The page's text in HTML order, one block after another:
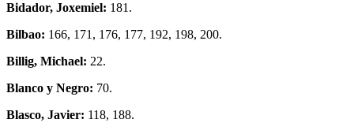
Bidador, Joxemiel: 181.
Bilbao: 166, 171, 176, 177, 192, 198, 200.
Billig, Michael: 22.
Blanco y Negro: 70.
Blasco, Javier: 118, 188.